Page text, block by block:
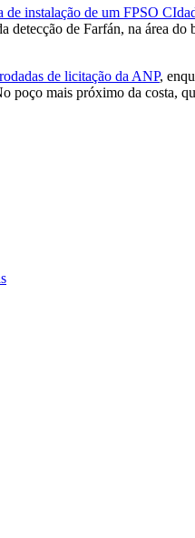
instalação de um FPSO
de Farfán, na área
de licitação da ANP,
mais próximo da costa,